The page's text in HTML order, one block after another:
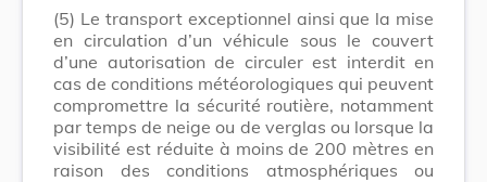
(5) Le transport exceptionnel ainsi que la mise
en circulation d’un véhicule sous le couvert
d’une autorisation de circuler est interdit en
cas de conditions météorologiques qui peuvent
compromettre la sécurité routière, notamment
par temps de neige ou de verglas ou lorsque la
visibilité est réduite à moins de 200 mètres en
raison des conditions atmosphériques ou